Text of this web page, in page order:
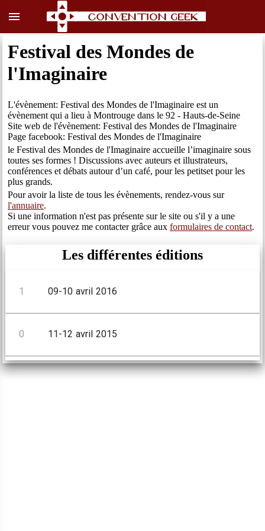
menu
Festival des Mondes de
l'Imaginaire
L'évènement: Festival des Mondes de l'Imaginaire est un
évènement qui a lieu à Montrouge dans le 92 - Hauts-de-Seine
Site web de l'évènement: Festival des Mondes de l'Imaginaire
Page facebook: Festival des Mondes de l'Imaginaire
le Festival des Mondes de l'Imaginaire accueille l’imaginaire sous
toutes ses formes ! Discussions avec auteurs et illustrateurs,
conférences et débats autour d’un café, pour les petitset pour les
plus grands.
Pour avoir la liste de tous les évènements, rendez-vous sur
l'annuaire.
Si une information n'est pas présente sur le site ou s'il y a une
erreur vous pouvez me contacter grâce auxformulaires de contact.
Les différentes éditions
1 09-10 avril 2016
0 11-12 avril 2015